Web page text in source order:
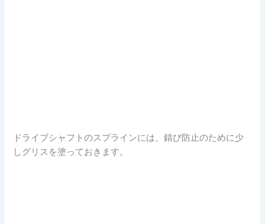
ドライブシャフトのスプラインには、錆び防止のために少
しグリスを塗っておきます。